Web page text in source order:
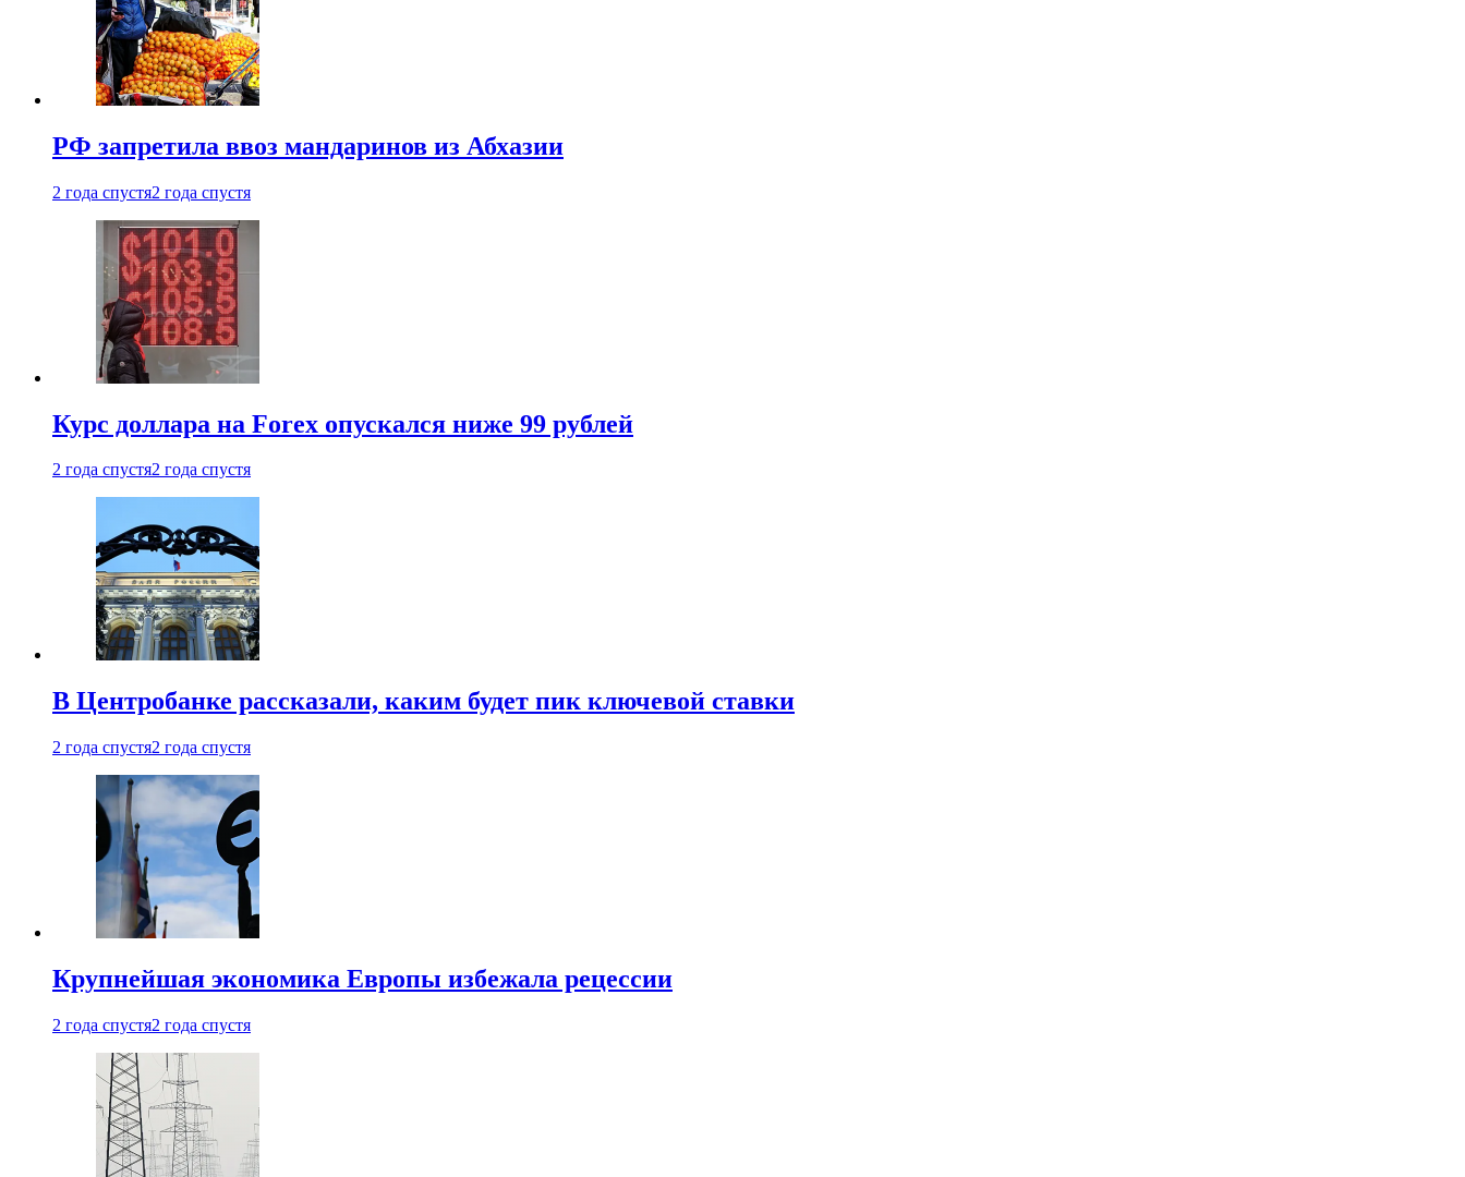
РФ запретила ввоз мандаринов из Абхазии
2 года спустя2 года спустя
Курс доллара на Forex опускался ниже 99 рублей
2 года спустя2 года спустя
В Центробанке рассказали, каким будет пик ключевой ставки
2 года спустя2 года спустя
Крупнейшая экономика Европы избежала рецессии
2 года спустя2 года спустя